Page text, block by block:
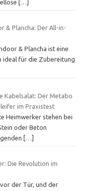
[…]
& Plancha: Der All-in-
& Plancha ist eine
ideal für die Zubereitung
Kabelsalat: Der Metabo
im Praxistest
Heimwerker stehen bei
oder Beton
[…]
Die Revolution im
der Tür, und der